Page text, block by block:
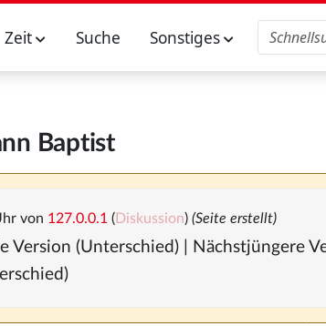
Zeit Suche Sonstiges
Baptist
von 127.0.0.1 (Diskussion) (Seite erstellt)
Version (Unterschied) | Nächstjüngere